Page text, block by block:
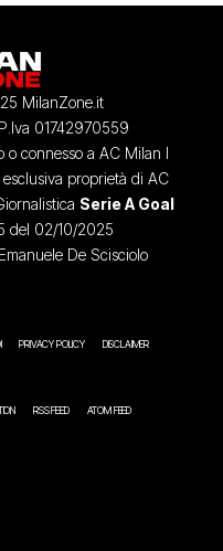
MilanZone.it
01742970559
connesso a AC Milan I
proprietà di AC
Serie A Goal
del 02/10/2025
De Scisciolo
PRIVACY POLICY DISCLAIMER
RSS FEED ATOM FEED